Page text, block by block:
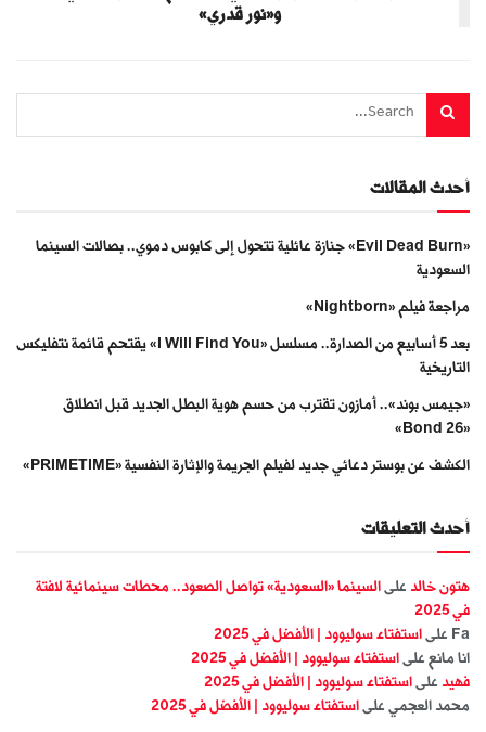
و«نور قدري»
أحدث المقالات
«Evil Dead Burn» جنازة عائلية تتحول إلى كابوس دموي.. بصالات السينما
السعودية
مراجعة فيلم «Nightborn»
بعد 5 أسابيع من الصدارة.. مسلسل «I Will Find You» يقتحم قائمة نتفليكس
التاريخية
«جيمس بوند».. أمازون تقترب من حسم هوية البطل الجديد قبل انطلاق
«Bond 26»
الكشف عن بوستر دعائي جديد لفيلم الجريمة والإثارة النفسية «PRIMETIME»
أحدث التعليقات
هتون خالد على السينما «السعودية» تواصل الصعود.. محطات سينمائية لافتة
في 2025
Fa على استفتاء سوليوود | الأفضل في 2025
انا مانع على استفتاء سوليوود | الأفضل في 2025
فهيد على استفتاء سوليوود | الأفضل في 2025
محمد العجمي على استفتاء سوليوود | الأفضل في 2025